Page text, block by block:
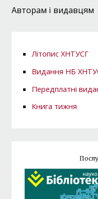
Авторам і видавцям
Літопис ХНТУСГ
Видання НБ
Передплатні
Книга тижня